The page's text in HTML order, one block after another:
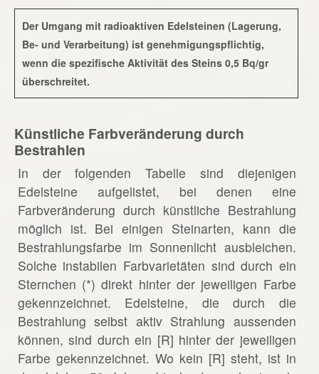
Der Umgang mit radioaktiven Edelsteinen (Lagerung,
Be- und Verarbeitung) ist genehmigungspflichtig,
wenn die spezifische Aktivität des Steins 0,5 Bq/gr
überschreitet.
Künstliche Farbveränderung durch
Bestrahlen
In der folgenden Tabelle sind diejenigen
Edelsteine aufgelistet, bei denen eine
Farbveränderung durch künstliche Bestrahlung
möglich ist. Bei einigen Steinarten, kann die
Bestrahlungsfarbe im Sonnenlicht ausbleichen.
Solche instabilen Farbvarietäten sind durch ein
Sternchen (*) direkt hinter der jeweiligen Farbe
gekennzeichnet. Edelsteine, die durch die
Bestrahlung selbst aktiv Strahlung aussenden
können, sind durch ein [R] hinter der jeweiligen
Farbe gekennzeichnet. Wo kein [R] steht, ist in